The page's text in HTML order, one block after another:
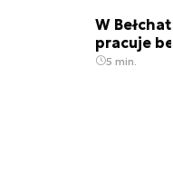
W
pracuje
5 min.